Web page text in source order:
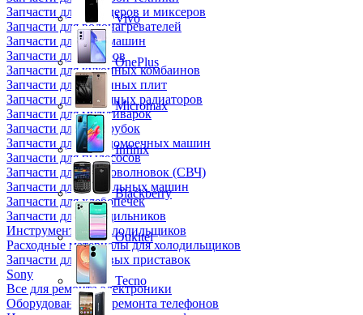
Запчасти для блендеров и миксеров
Запчасти для водонагревателей
Запчасти для кофемашин
Запчасти для кулеров
Запчасти для кухонных комбаинов
Запчасти для кухонных плит
Запчасти для масляных радиаторов
Запчасти для мультиварок
Запчасти для мясорубок
Запчасти для посудомоечных машин
Запчасти для пылесосов
Запчасти для микроволновок (СВЧ)
Запчасти для стиральных машин
Запчасти для хлебопечек
Запчасти для холодильников
Инструмент для холодильщиков
Расходные материалы для холодильщиков
Запчасти для игровых приставок
Sony
Все для ремонта электроники
Оборудование для ремонта телефонов
Vivo
OnePlus
Micromax
Infinix
Blackberry
Oukitel
Tecno